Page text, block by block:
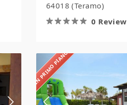
64018 (Teramo)
0 Review
IN PRIMO PIANO